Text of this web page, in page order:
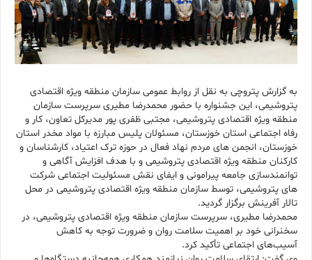
به گزارش پتروچی به نقل از روابط عمومی سازمان منطقه ویژه اقتصادی
پتروشیمی، این جشنواره با حضور محمدرضا مطیری سرپرست سازمان
منطقه ویژه اقتصادی پتروشیمی، مجتبی ظفری پور مدیرکل تعاون، کار و
رفاه اجتماعی استان خوزستان، مسئولان پلیس مبارزه با مواد مخدر استان
خوزستان، انجمن های مردم نهاد فعال در حوزه ترک اعتیاد، کارشناسان و
کارکنان منطقه ویژه اقتصادی پتروشیمی و با هدف افزایش آگاهی و
توانمندسازی جامعه پیرامونی و ایفای نقش مسئولیت اجتماعی شرکت
های پتروشیمی، توسط سازمان منطقه ویژه اقتصادی پتروشیمی در محل
تالار آفرینش برگزار گردید.
محمدرضا مطیری، سرپرست سازمان منطقه ویژه اقتصادی پتروشیمی، در
سخنرانی خود بر اهمیت سلامت روان و ضرورت توجه به کاهش
آسیب‌های اجتماعی تأکید کرد.